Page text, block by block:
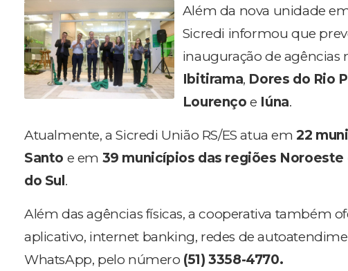
Além da nova unidade
Sicredi informou que
inauguração de agências
Ibitirama, Dores do Rio
Lourenço e Iúna.
Atualmente, a Sicredi União RS/ES atua em22
Santo e em 39 municípios das regiões Noroeste
do Sul .
Além das agências físicas, a cooperativa também
aplicativo, internet banking, redes de
WhatsApp, pelo número (51) 3358-4770.